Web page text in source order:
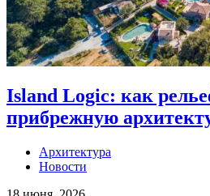
Island Logic: как
прибрежную
Архитектура
Новости